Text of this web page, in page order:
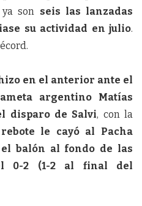
son seis las lanzadas
su actividad en julio.
en el anterior ante el
argentino Matías
disparo de Salvi, con la
rebote le cayó al Pacha
balón al fondo de las
0-2 (1-2 al final del